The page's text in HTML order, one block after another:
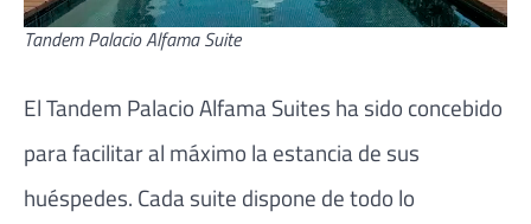
Tandem Palacio Alfama Suite
El Tandem Palacio Alfama Suites ha sido concebido
para facilitar al máximo la estancia de sus
huéspedes. Cada suite dispone de todo lo